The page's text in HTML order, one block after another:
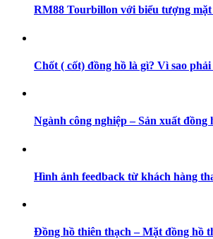
RM88 Tourbillon với biểu tượng
Chốt ( cốt) đồng hồ là gì? Vì sao
Ngành công nghiệp – Sản xuất
Hình ảnh feedback từ khách hàng
Đồng hồ thiên thạch – Mặt đồng hồ